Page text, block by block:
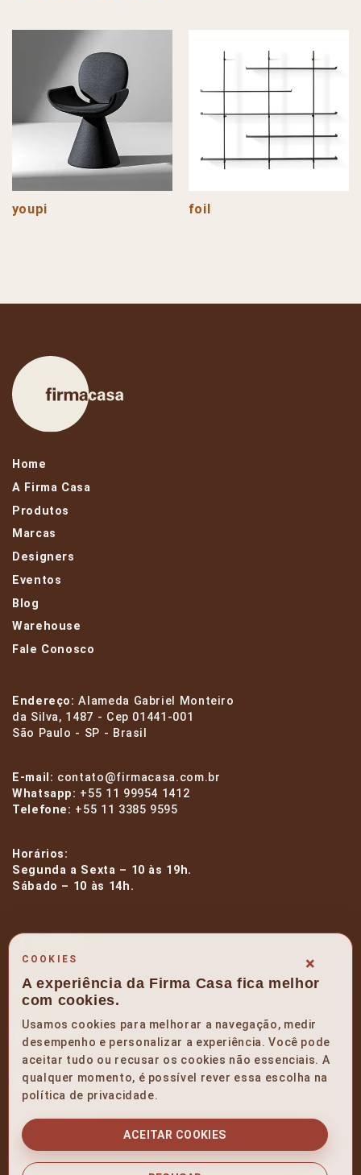
youpi foil
Home
A Firma Casa
Produtos
Marcas
Designers
Eventos
Blog
Warehouse
Fale Conosco
Endereço:Alameda Gabriel Monteiro
da Silva, 1487 - Cep 01441-001
São Paulo - SP - Brasil
E-mail: contato@firmacasa.com.br
Whatsapp: +55 11 99954 1412
Telefone: +55 11 3385 9595
Horários:
Segunda a Sexta – 10 às 19h.
Sábado – 10 às 14h.
instagram
linkedin
pinterest
×
COOKIES
A experiência da Firma Casa fica melhor
com cookies.
Usamos cookies para melhorar a navegação, medir
desempenho e personalizar a experiência. Você pode
aceitar tudo ou recusar os cookies não essenciais. A
qualquer momento, é possível rever essa escolha na
política de privacidade.
ACEITAR COOKIES